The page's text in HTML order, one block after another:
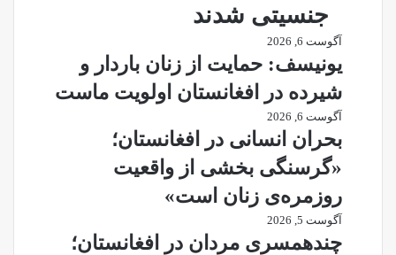
جنسیتی شدند
آگوست 6, 2026
یونیسف: حمایت از زنان باردار و
شیرده در افغانستان اولویت ماست
آگوست 6, 2026
بحران انسانی در افغانستان؛
«گرسنگی بخشی از واقعیت
روزمره‌ی زنان است»
آگوست 5, 2026
چندهمسری مردان در افغانستان؛